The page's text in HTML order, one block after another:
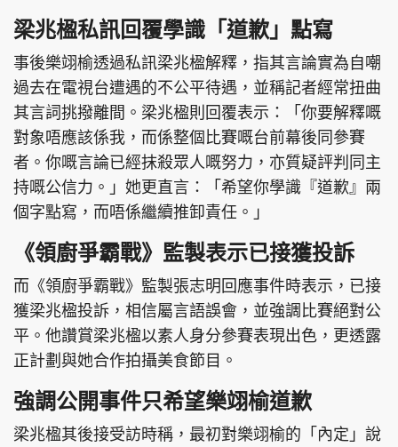
梁兆楹私訊回覆學識「道歉」點寫
事後樂翊榆透過私訊梁兆楹解釋，指其言論實為自嘲
過去在電視台遭遇的不公平待遇，並稱記者經常扭曲
其言詞挑撥離間。梁兆楹則回覆表示：「你要解釋嘅
對象唔應該係我，而係整個比賽嘅台前幕後同參賽
者。你嘅言論已經抹殺眾人嘅努力，亦質疑評判同主
持嘅公信力。」她更直言：「希望你學識『道歉』兩
個字點寫，而唔係繼續推卸責任。」
《領廚爭霸戰》監製表示已接獲投訴
而《領廚爭霸戰》監製張志明回應事件時表示，已接
獲梁兆楹投訴，相信屬言語誤會，並強調比賽絕對公
平。他讚賞梁兆楹以素人身分參賽表現出色，更透露
正計劃與她合作拍攝美食節目。
強調公開事件只希望樂翊榆道歉
梁兆楹其後接受訪時稱，最初對樂翊榆的「內定」說